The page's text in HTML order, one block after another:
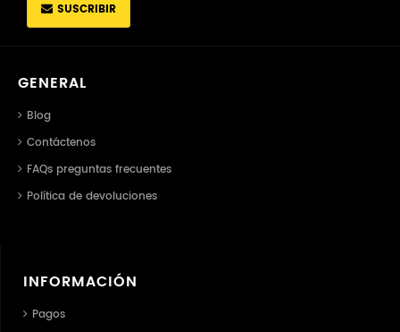
SUSCRIBIR
GENERAL
Blog
Contáctenos
FAQs preguntas frecuentes
Política de devoluciones
INFORMACIÓN
Pagos